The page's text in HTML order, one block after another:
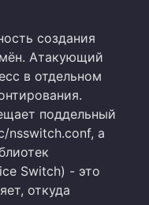
создания
Атакующий
в отдельном
поддельный
nsswitch.conf, а
Switch) - это
откуда